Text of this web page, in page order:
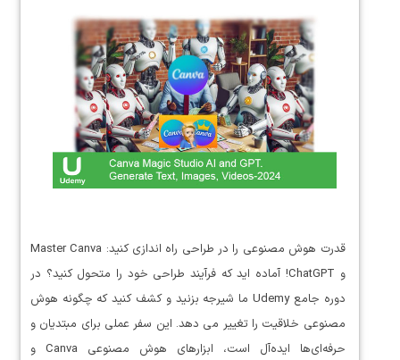
قدرت هوش مصنوعی را در طراحی راه اندازی کنید: Master Canva
و ChatGPT! آماده اید که فرآیند طراحی خود را متحول کنید؟ در
دوره جامع Udemy ما شیرجه بزنید و کشف کنید که چگونه هوش
مصنوعی خلاقیت را تغییر می دهد. این سفر عملی برای مبتدیان و
حرفه‌ای‌ها ایده‌آل است، ابزارهای هوش مصنوعی Canva و